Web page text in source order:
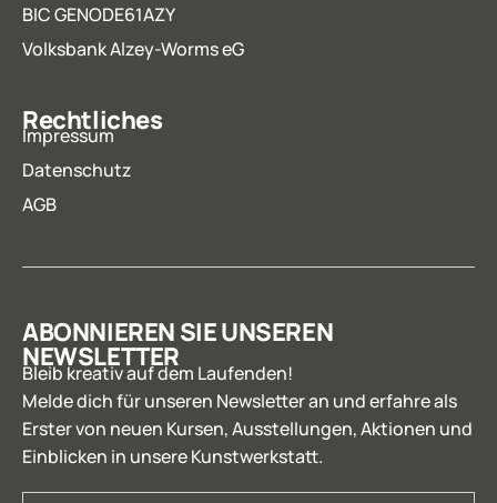
BIC GENODE61AZY
Volksbank Alzey-Worms eG
Rechtliches
Impressum
Datenschutz
AGB
ABONNIEREN SIE UNSEREN
NEWSLETTER
Bleib kreativ auf dem Laufenden!
Melde dich für unseren Newsletter an und erfahre als
Erster von neuen Kursen, Ausstellungen, Aktionen und
Einblicken in unsere Kunstwerkstatt.